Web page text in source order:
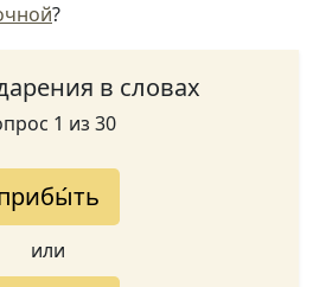
?
в словах
1 из 30
или